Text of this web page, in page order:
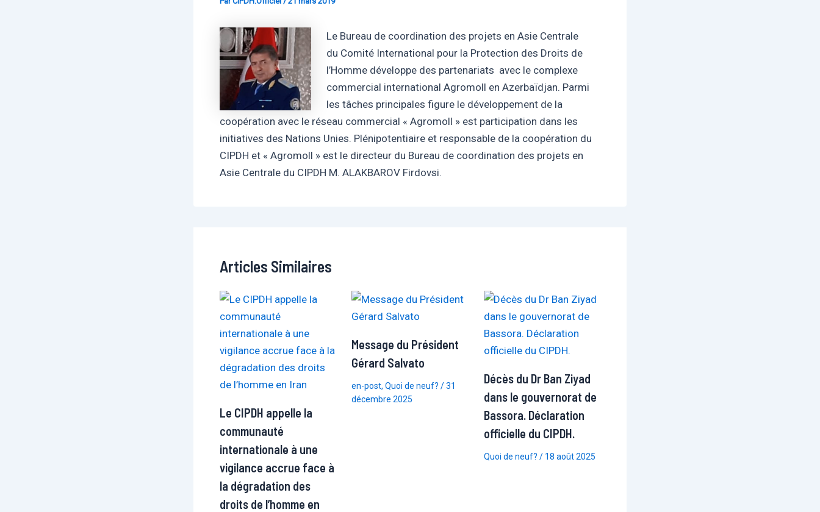
Le Bureau de coordination des projets en Asie Centrale
du Comité International pour la Protection des Droits de
l’Homme développe des partenariats avec le complexe
commercial international Agromoll en Azerbaïdjan. Parmi
les tâches principales figure le développement de la
coopération avec le réseau commercial « Agromoll » est participation dans les
initiatives des Nations Unies. Plénipotentiaire et responsable de la coopération du
CIPDH et « Agromoll » est le directeur du Bureau de coordination des projets en
Asie Centrale du CIPDH M. ALAKBAROV Firdovsi.
Articles Similaires
Le CIPDH appelle la
communauté
internationale à une
vigilance accrue face à
la dégradation des
droits de l’homme en
Message du Président
Gérard Salvato
en-post,Quoi de neuf? /31
décembre 2025
Décès du Dr Ban Ziyad
dans le gouvernorat de
Bassora. Déclaration
officielle du CIPDH.
Quoi de neuf? / 18 août 2025